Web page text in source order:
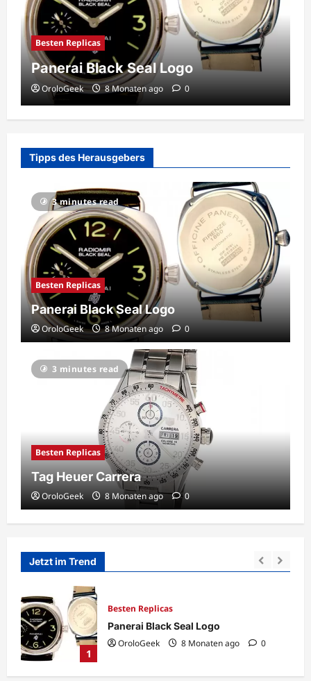
Besten Replicas
Panerai Black Seal Logo
OroloGeek 8 Monaten ago 0
Tipps des Herausgebers
3 minutes read
Besten Replicas
Panerai Black Seal Logo
OroloGeek 8 Monaten ago 0
3 minutes read
Besten Replicas
Tag Heuer Carrera
OroloGeek 8 Monaten ago 0
Jetzt im Trend
1
Besten Replicas
Panerai Black Seal Logo
OroloGeek
8 Monaten ago 0